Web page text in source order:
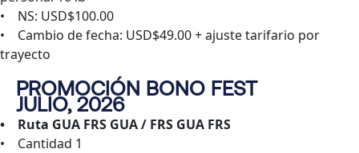
• NS: USD$100.00
• Cambio de fecha: USD$49.00 + ajuste tarifario por
trayecto
PROMOCIÓN BONO FEST
JULIO, 2026
• Ruta GUA FRS GUA / FRS GUA FRS
• Cantidad 1